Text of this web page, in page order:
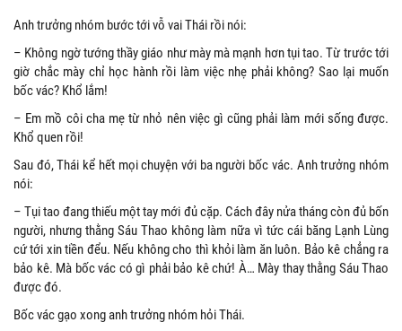
Anh trưởng nhóm bước tới vỗ vai Thái rồi nói:
– Không ngờ tướng thầy giáo như mày mà mạnh hơn tụi tao. Từ trước tới
giờ chắc mày chỉ học hành rồi làm việc nhẹ phải không? Sao lại muốn
bốc vác? Khổ lắm!
– Em mồ côi cha mẹ từ nhỏ nên việc gì cũng phải làm mới sống được.
Khổ quen rồi!
Sau đó, Thái kể hết mọi chuyện với ba người bốc vác. Anh trưởng nhóm
nói:
– Tụi tao đang thiếu một tay mới đủ cặp. Cách đây nửa tháng còn đủ bốn
người, nhưng thằng Sáu Thao không làm nữa vì tức cái băng Lạnh Lùng
cứ tới xin tiền đểu. Nếu không cho thì khỏi làm ăn luôn. Bảo kê chẳng ra
bảo kê. Mà bốc vác có gì phải bảo kê chứ! À… Mày thay thằng Sáu Thao
được đó.
Bốc vác gạo xong anh trưởng nhóm hỏi Thái.